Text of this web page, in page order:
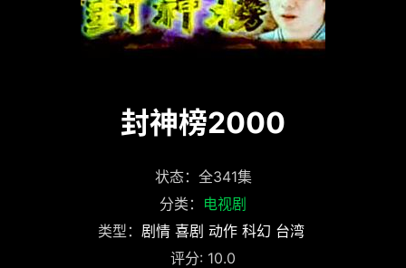
封神榜2000
状态：全341集
分类： 电视剧
类型： 剧情 喜剧 动作 科幻 台湾
评分: 10.0